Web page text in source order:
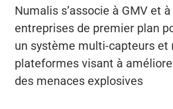
Numalis s’associe à GMV et à
entreprises de premier plan
un système multi-capteurs et
plateformes visant à
des menaces explosives